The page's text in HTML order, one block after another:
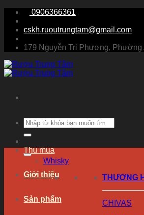
Chuyển
đến
dung
0906366361
cskh.ruoutrungtam@gmail.com
179 Nguyễn Tri Phương, Phường
Tìm
kiếm:
Thu mua
Giới thiệu
Sản phẩm
Whisky
THƯƠNG
CHIVAS